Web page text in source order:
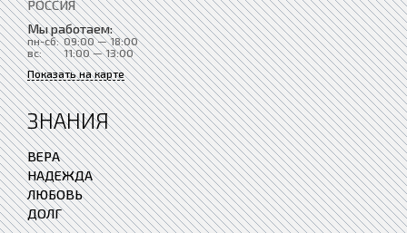
РОССИЯ
Мы работаем:
пн-сб: 09:00 — 18:00
вс:
11:00 — 13:00
Показать на карте
ЗНАНИЯ
ВЕРА
НАДЕЖДА
ЛЮБОВЬ
ДОЛГ